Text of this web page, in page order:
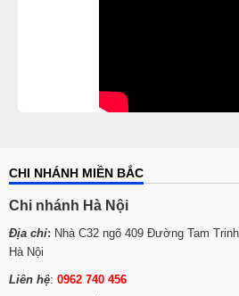
CHI NHÁNH MIỀN BẮC
Chi nhánh Hà Nội
Địa chỉ: Nhà C32 ngõ 409 Đường Tam
Hà Nội
Liên hệ: 0962 740 456